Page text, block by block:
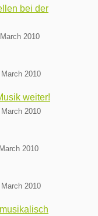
bei der
2010
2010
weiter!
2010
2010
2010